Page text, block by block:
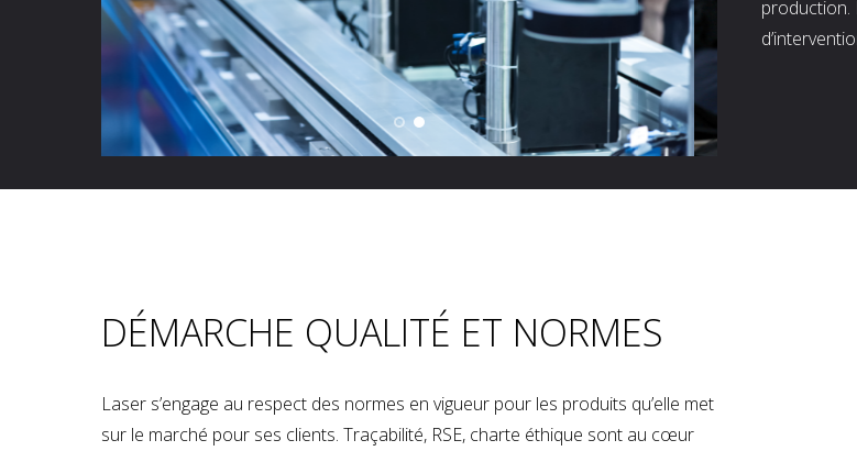
production.
DÉMARCHE QUALITÉ ET NORMES
Laser s’engage au respect des normes en vigueur pour les produits qu’elle met
sur le marché pour ses clients. Traçabilité, RSE, charte éthique sont au cœur